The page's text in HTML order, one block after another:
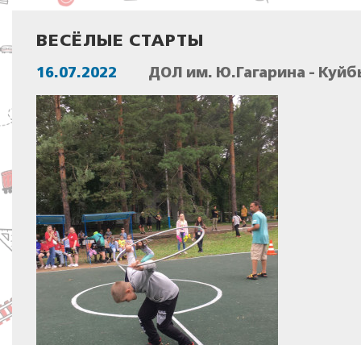
ВЕСЁЛЫЕ СТАРТЫ
16.07.2022 ДОЛ им. Ю.Гагарина -